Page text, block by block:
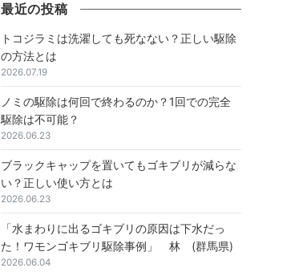
最近の投稿
トコジラミは洗濯しても死なない？正しい駆除
の方法とは
2026.07.19
ノミの駆除は何回で終わるのか？1回での完全
駆除は不可能？
2026.06.23
ブラックキャップを置いてもゴキブリが減らな
い？正しい使い方とは
2026.06.23
「水まわりに出るゴキブリの原因は下水だっ
た！ワモンゴキブリ駆除事例」 林 (群馬県)
2026.06.04